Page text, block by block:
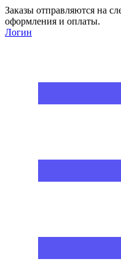
Заказы отправляются на
оформления и оплаты.
Логин